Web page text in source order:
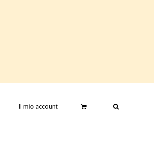
Il mio account